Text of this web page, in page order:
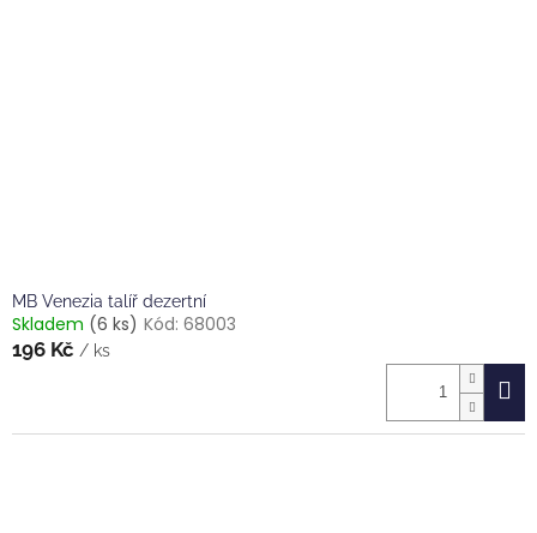
MB Venezia talíř dezertní
Skladem (6 ks) Kód: 68003
196 Kč / ks